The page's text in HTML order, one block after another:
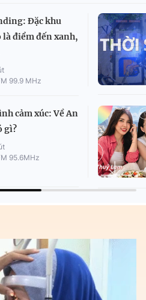
Đặc khu
là điểm đến xanh,
99.9 MHz
cảm xúc: Về An
gì?
95.6MHz